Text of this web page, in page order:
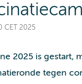
CET 2025
2025 is gestart,
tegen